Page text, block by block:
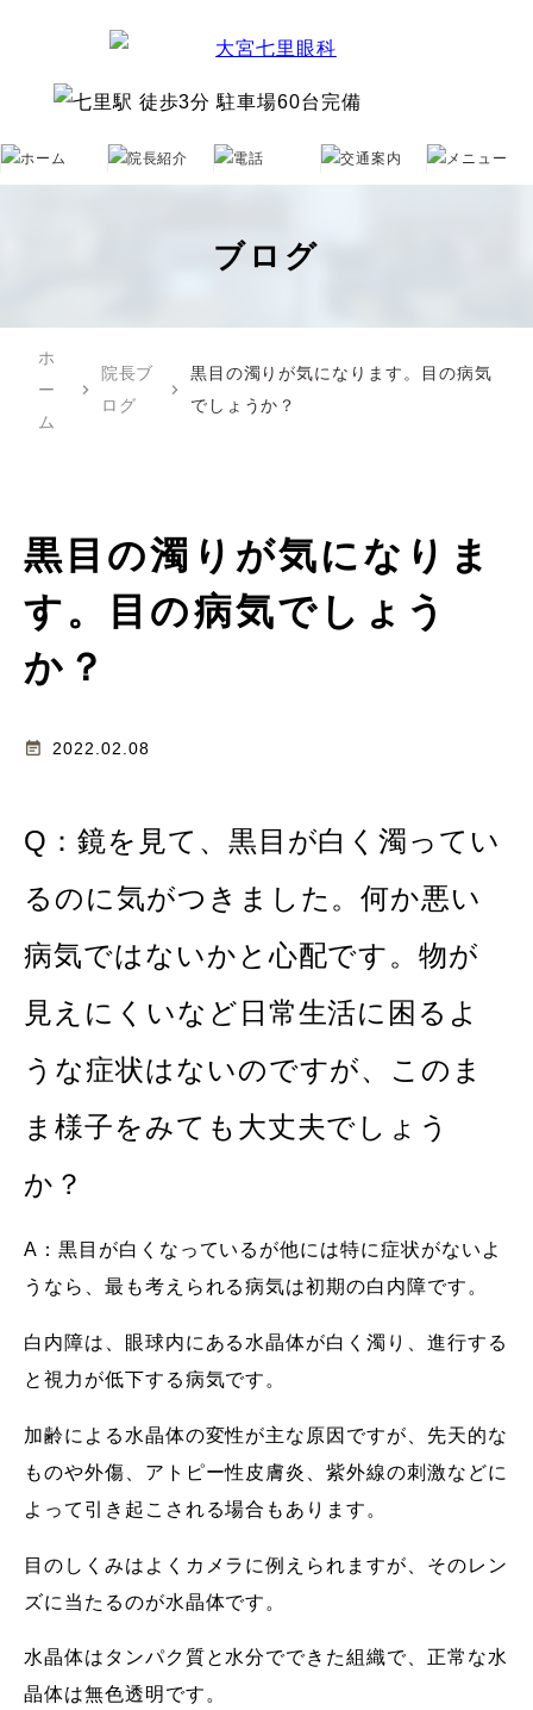
ブログ
ホ
ー
ム
chevron_right
院長ブ
ログ
chevron_right
黒目の濁りが気になります。目の病気
でしょうか？
黒目の濁りが気になりま
す。目の病気でしょう
か？
event_note 2022.02.08
Q：鏡を見て、黒目が白く濁ってい
るのに気がつきました。何か悪い
病気ではないかと心配です。物が
見えにくいなど日常生活に困るよ
うな症状はないのですが、このま
ま様子をみても大丈夫でしょう
か？
A：黒目が白くなっているが他には特に症状がないよ
うなら、最も考えられる病気は初期の白内障です。
白内障は、眼球内にある水晶体が白く濁り、進行する
と視力が低下する病気です。
加齢による水晶体の変性が主な原因ですが、先天的な
ものや外傷、アトピー性皮膚炎、紫外線の刺激などに
よって引き起こされる場合もあります。
目のしくみはよくカメラに例えられますが、そのレン
ズに当たるのが水晶体です。
水晶体はタンパク質と水分でできた組織で、正常な水
晶体は無色透明です。